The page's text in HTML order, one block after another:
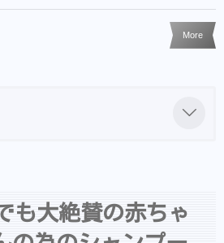
More
プーって？
大絶賛の赤ちゃ